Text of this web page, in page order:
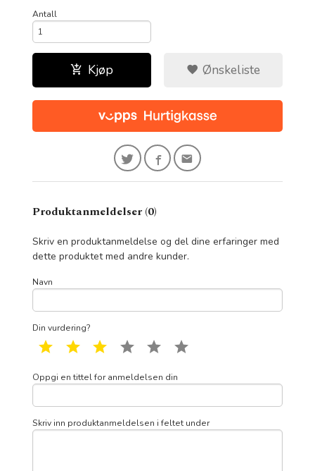
Antall
Kjøp Ønskeliste
Produktanmeldelser (0)
Skriv en produktanmeldelse og del dine erfaringer med
dette produktet med andre kunder.
Navn
Din vurdering?
1 star 2 star 3 star 4 star 5 star
Oppgi en tittel for anmeldelsen din
Skriv inn produktanmeldelsen i feltet under